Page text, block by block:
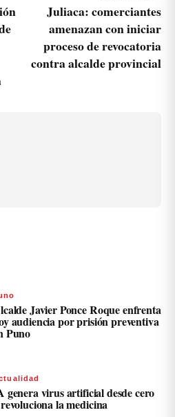
Juliaca: comerciantes
amenazan con iniciar
proceso de revocatoria
contra alcalde provincial
Javier Ponce Roque enfrenta
audiencia por prisión preventiva
Puno
genera virus artificial desde cero
la medicina